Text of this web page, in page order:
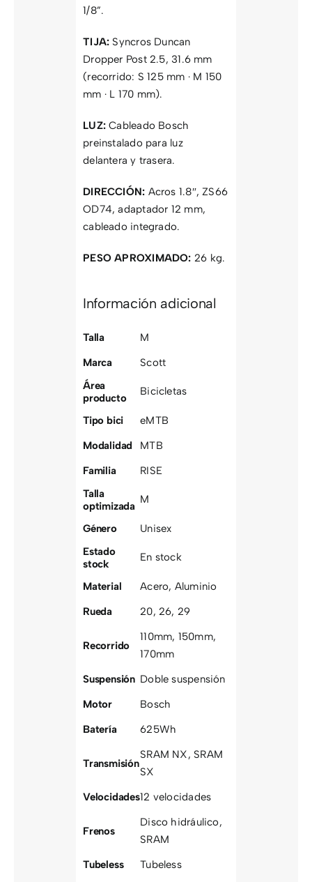
1/8”.
TIJA: Syncros Duncan
Dropper Post 2.5, 31.6 mm
(recorrido: S 125 mm · M 150
mm · L 170 mm).
LUZ: Cableado Bosch
preinstalado para luz
delantera y trasera.
DIRECCIÓN: Acros 1.8″, ZS66
OD74, adaptador 12 mm,
cableado integrado.
PESO APROXIMADO: 26 kg.
Información adicional
Talla
M
Marca
Scott
Área
producto
Bicicletas
Tipo bici
eMTB
Modalidad
MTB
Familia
RISE
Talla
optimizada
M
Género
Unisex
Estado
stock
En stock
Material Acero, Aluminio
Rueda
20, 26, 29
Recorrido
110mm, 150mm,
170mm
Suspensión Doble suspensión
Motor
Bosch
Batería
625Wh
Transmisión
SRAM NX, SRAM
SX
Velocidades12 velocidades
Frenos
Disco hidráulico,
SRAM
Tubeless
Tubeless